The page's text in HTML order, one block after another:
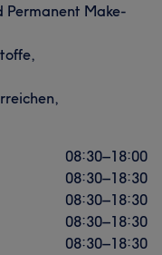
Permanent Make-
08:30–18:00
08:30–18:30
08:30–18:30
08:30–18:30
08:30–18:30